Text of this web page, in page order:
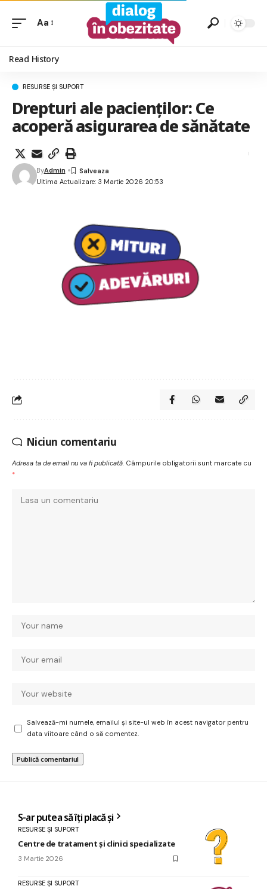
Aa
Read History
RESURSE ȘI SUPORT
Drepturi ale pacienților: Ce
acoperă asigurarea de sănătate
Ultima Actualizare: 3 Martie 2026 20:53
ByAdmin
Niciun comentariu
Adresa ta de email nu va fi publicată. Câmpurile obligatorii sunt marcate cu
*
Salvează-mi numele, emailul și site-ul web în acest navigator pentru
data viitoare când o să comentez.
S-ar putea să îți placă și
RESURSE ȘI SUPORT
Centre de tratament și clinici specializate
3 Martie 2026
RESURSE ȘI SUPORT